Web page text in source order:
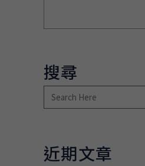
搜尋
近期文章